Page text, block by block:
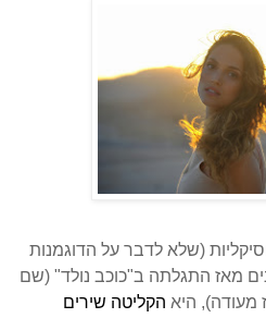
(שלא לדבר על הדוגמנות
מאז התגלתה ב"כוכב נולד" (שם
מעודה), היא הקליטה שירים